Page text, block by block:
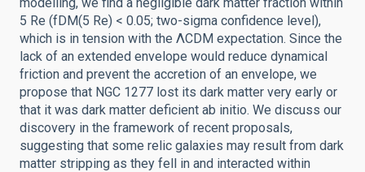
5 Re (fDM(5 Re) < 0.05; two-sigma confidence level),
which is in tension with the ΛCDM expectation. Since the
lack of an extended envelope would reduce dynamical
friction and prevent the accretion of an envelope, we
propose that NGC 1277 lost its dark matter very early or
that it was dark matter deficient ab initio. We discuss our
discovery in the framework of recent proposals,
suggesting that some relic galaxies may result from dark
matter stripping as they fell in and interacted within